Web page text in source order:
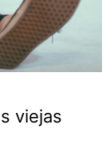
viejas